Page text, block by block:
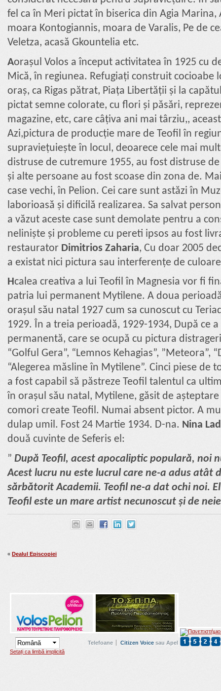
fel ca în Meri pictat în biserica din Agia Marina,
moara Kontogiannis, moara de Varalis, Pe de
Veletza, acasă Gkountelia etc.
Aorașul Volos a început activitatea în 1925 cu
Mică, în regiunea. Refugiați construit cocioabe
oraș, ca Rigas pătrat, Piața Libertății și la
pictat semne colorate, cu flori și păsări,
magazine, etc, care câțiva ani mai târziu,,
Azi,pictura de producție mare de Teofil în
supraviețuiește în locul, deoarece cele mai
distruse de cutremure 1955, au fost distruse
și alte persoane au fost scoase din zona de.
case vechi, în Pelion. Cei care sunt astăzi în
laborioasă și dificilă realizarea. Sa salvat
a văzut aceste case sunt demolate pentru a
neliniște și probleme cu pereti ipsos au fost
restaurator Dimitrios Zaharia, Cu doar 2005
a existat nici pictura sau interferențe de culoare
Ηcalea creativa a lui Teofil în Magnesia vor fi
patria lui permanent Mytilene. A doua
orașul său natal 1927 cum sa cunoscut cu
1929. În a treia perioadă, 1929-1934, După ce
permanentă, care se ocupă cu pictura
“Golful Gera”, “Lemnos Kehagias”, ”Meteora”,
“Alegerea măsline în Mytilene”. Cinci piese de
a fost capabil să păstreze Teofil talentul ca
în orașul său natal, Mytilene, găsit de
comori create Teofil. Numai absent pictor. A
dulap umil. Fost 24 Martie 1934. D-na. Nina
două cuvinte de Seferis el:
” După Teofil, acest apocaliptic populară, noi
Acest lucru nu este lucrul care ne-a adus atât
sărbătorit Academii. Teofil ne-a dat ochi noi.
Teofil este un mare artist necunoscut și de
« Dealul Episcopiei
Setați ca limbă implicită
Telefoane Citizen Voice sau Apel